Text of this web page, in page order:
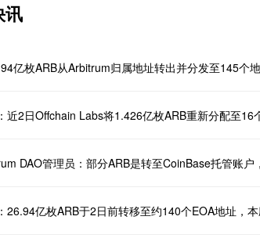
讯
亿枚ARB从Arbitrum归属地址转出并分发至145个
近2日Offchain Labs将1.426亿枚ARB重新分配至16
DAO管理员：部分ARB是转至CoinBase托管账户
26.94亿枚ARB于2日前转移至约140个EOA地址，